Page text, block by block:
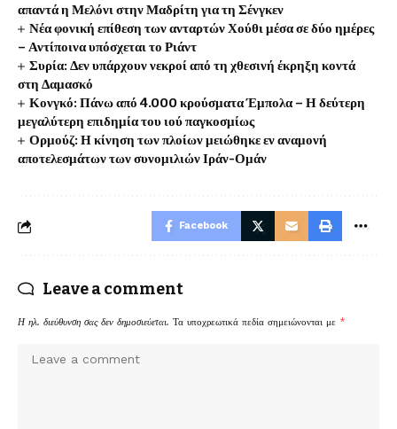
απαντά η Μελόνι στην Μαδρίτη για τη Σένγκεν
Νέα φονική επίθεση των ανταρτών Χούθι μέσα σε δύο ημέρες
– Αντίποινα υπόσχεται το Ριάντ
Συρία: Δεν υπάρχουν νεκροί από τη χθεσινή έκρηξη κοντά
στη Δαμασκό
Κονγκό: Πάνω από 4.000 κρούσματα Έμπολα – Η δεύτερη
μεγαλύτερη επιδημία του ιού παγκοσμίως
Ορμούζ: Η κίνηση των πλοίων μειώθηκε εν αναμονή
αποτελεσμάτων των συνομιλιών Ιράν-Ομάν
Facebook
Leave a comment
Η ηλ. διεύθυνση σας δεν δημοσιεύεται. Τα υποχρεωτικά πεδία σημειώνονται με *